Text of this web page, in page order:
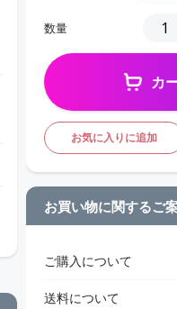
数量
カ
お気に入りに追加
お買い物に関するご
ご購入について
送料について